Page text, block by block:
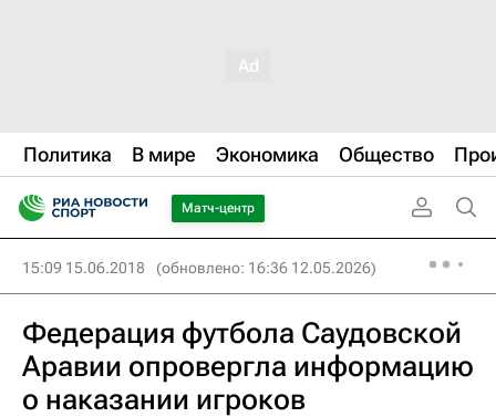
Политика В мире Экономика Общество
Матч-центр
15:09 15.06.2018 (обновлено: 16:36 12.05.2026)
Федерация футбола Саудовской
Аравии опровергла информацию
о наказании игроков